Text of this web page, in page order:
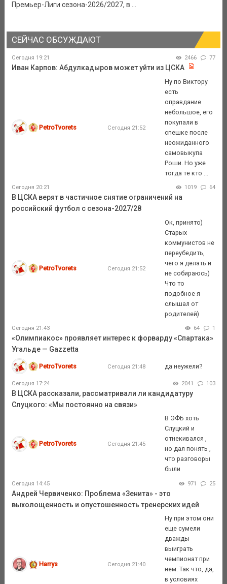
Премьер-Лиги сезона-2026/2027, в ...
СЕЙЧАС ОБСУЖДАЮТ
Сегодня 19:21 2466 77
Иван Карпов: Абдулкадыров может уйти из ЦСКА
PetroTvorets Сегодня 21:52
Ну по Виктору
есть
оправдание
небольшое, его
покупали в
спешке после
неожиданного
самовыкупа
Роши. Но уже
тогда те кто ...
Сегодня 20:21 1019 64
В ЦСКА верят в частичное снятие ограничений на
российский футбол с сезона-2027/28
PetroTvorets Сегодня 21:52
Ок, принято)
Старых
коммунистов не
переубедить,
чего я делать и
не собираюсь)
Что то
подобное я
слышал от
родителей)
Сегодня 21:43 64 1
«Олимпиакос» проявляет интерес к форварду «Спартака»
Угальде — Gazzetta
PetroTvorets Сегодня 21:48 да неужели?
Сегодня 17:24 2041 103
В ЦСКА рассказали, рассматривали ли кандидатуру
Слуцкого: «Мы постоянно на связи»
PetroTvorets Сегодня 21:45
В ЭФБ хоть
Слуцкий и
отнекивался ,
но дал понять ,
что разговоры
были
Сегодня 14:45 971 25
Андрей Червиченко: Проблема «Зенита» - это
выхолощенность и опустошенность тренерских идей
Harrys Сегодня 21:40
Ну при этом они
еще сумели
дважды
выиграть
чемпионат при
нем. Так что, да,
в условиях